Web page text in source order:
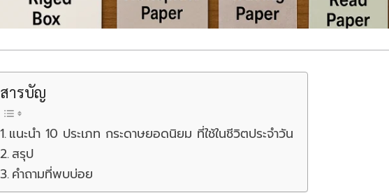
สารบัญ
แนะนำ 10 ประเภท กระดาษยอดนิยม ที่ใช้ในชีวิตประจำวัน
สรุป
คำถามที่พบบ่อย